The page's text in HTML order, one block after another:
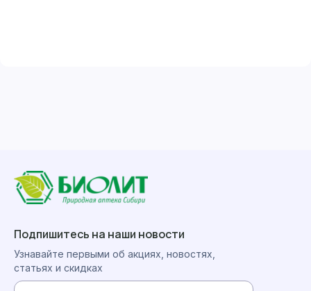
Подпишитесь на наши новости
Узнавайте первыми об акциях, новостях,
статьях и скидках